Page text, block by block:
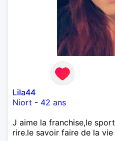
Lila44
Niort - 42 ans
J aime la franchise,le
rire.le savoir faire de la vie